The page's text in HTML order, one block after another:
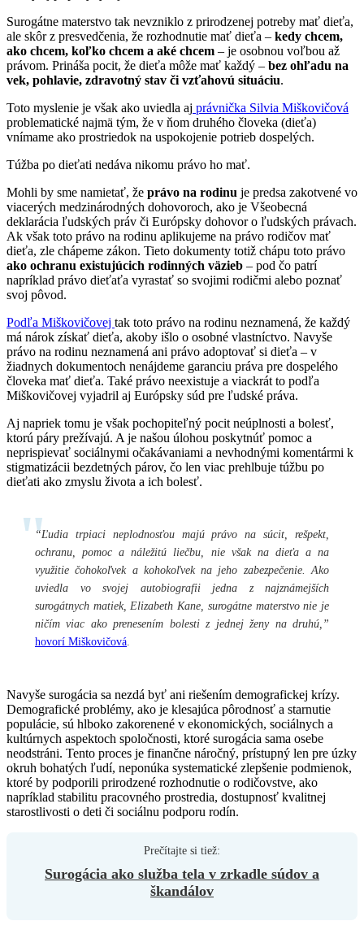
Surogátne materstvo tak nevzniklo z prirodzenej potreby mať dieťa,
ale skôr z presvedčenia, že rozhodnutie mať dieťa – kedy chcem,
ako chcem, koľko chcem a aké chcem – je osobnou voľbou až
právom. Prináša pocit, že dieťa môže mať každý – bez ohľadu na
vek, pohlavie, zdravotný stav či vzťahovú situáciu.
Toto myslenie je však ako uviedla aj právnička Silvia Miškovičová
problematické najmä tým, že v ňom druhého človeka (dieťa)
vnímame ako prostriedok na uspokojenie potrieb dospelých.
Túžba po dieťati nedáva nikomu právo ho mať.
Mohli by sme namietať, že právo na rodinu je predsa zakotvené vo
viacerých medzinárodných dohovoroch, ako je Všeobecná
deklarácia ľudských práv či Európsky dohovor o ľudských právach.
Ak však toto právo na rodinu aplikujeme na právo rodičov mať
dieťa, zle chápeme zákon. Tieto dokumenty totiž chápu toto právo
ako ochranu existujúcich rodinných väzieb – pod čo patrí
napríklad právo dieťaťa vyrastať so svojimi rodičmi alebo poznať
svoj pôvod.
Podľa Miškovičovej tak toto právo na rodinu neznamená, že každý
má nárok získať dieťa, akoby išlo o osobné vlastníctvo. Navyše
právo na rodinu neznamená ani právo adoptovať si dieťa – v
žiadnych dokumentoch nenájdeme garanciu práva pre dospelého
človeka mať dieťa. Také právo neexistuje a viackrát to podľa
Miškovičovej vyjadril aj Európsky súd pre ľudské práva.
Aj napriek tomu je však pochopiteľný pocit neúplnosti a bolesť,
ktorú páry prežívajú. A je našou úlohou poskytnúť pomoc a
neprispievať sociálnymi očakávaniami a nevhodnými komentármi k
stigmatizácii bezdetných párov, čo len viac prehlbuje túžbu po
dieťati ako zmyslu života a ich bolesť.
“Ľudia trpiaci neplodnosťou majú právo na súcit, rešpekt,
ochranu, pomoc a náležitú liečbu, nie však na dieťa a na
využitie čohokoľvek a kohokoľvek na jeho zabezpečenie. Ako
uviedla vo svojej autobiografii jedna z najznámejších
surogátnych matiek, Elizabeth Kane, surogátne materstvo nie je
ničím viac ako prenesením bolesti z jednej ženy na druhú,”
hovorí Miškovičová.
Navyše surogácia sa nezdá byť ani riešením demografickej krízy.
Demografické problémy, ako je klesajúca pôrodnosť a starnutie
populácie, sú hlboko zakorenené v ekonomických, sociálnych a
kultúrnych aspektoch spoločnosti, ktoré surogácia sama osebe
neodstráni. Tento proces je finančne náročný, prístupný len pre úzky
okruh bohatých ľudí, neponúka systematické zlepšenie podmienok,
ktoré by podporili prirodzené rozhodnutie o rodičovstve, ako
napríklad stabilitu pracovného prostredia, dostupnosť kvalitnej
starostlivosti o deti či sociálnu podporu rodín.
Surogácia ako služba tela v zrkadle súdov a
škandálov